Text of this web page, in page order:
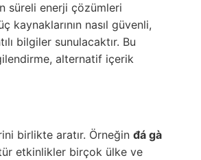
süreli enerji çözümleri
kaynaklarının nasıl güvenli,
bilgiler sunulacaktır. Bu
alternatif içerik
birlikte aratır. Örneğin đá gà
etkinlikler birçok ülke ve